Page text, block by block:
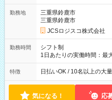
ど！ ・主要都市エリア 月収55万円／週5日稼働 月収65万~112
万円／週6日稼働 ・地方郊外エリア 月収40万円／週5日稼働 月
収40万円~50万円／週6日稼働 ＜モデルイメージ＞ ■月
円 (27歳男性/江東区在住
(日休み) ■月収80万円(43歳男性/墨田区在住)※元営業 1日200個
勤務地
三重県鈴鹿市
三重県鈴鹿市
JCSロジスコ株式会社
勤務時間
シフト制
1日あたりの実働時間：最
働8時間） ※週5日勤務（
によって時間外での勤務
特徴 日払いOK / 10名以上の大
気になる！ 応